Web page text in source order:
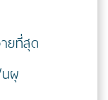
ยที่สุด
ผุ